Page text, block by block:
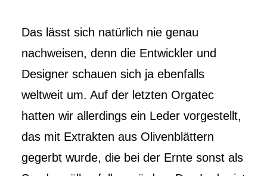
Das lässt sich natürlich nie genau
nachweisen, denn die Entwickler und
Designer schauen sich ja ebenfalls
weltweit um. Auf der letzten Orgatec
hatten wir allerdings ein Leder vorgestellt,
das mit Extrakten aus Olivenblättern
gegerbt wurde, die bei der Ernte sonst als